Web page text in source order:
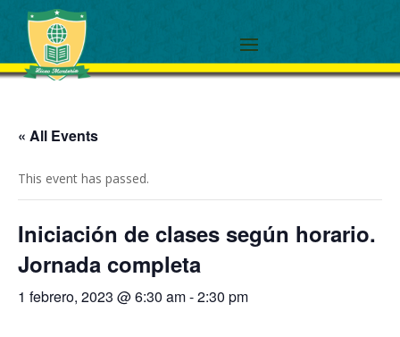
« All Events
This event has passed.
Iniciación de clases según horario.
Jornada completa
1 febrero, 2023 @ 6:30 am-2:30 pm